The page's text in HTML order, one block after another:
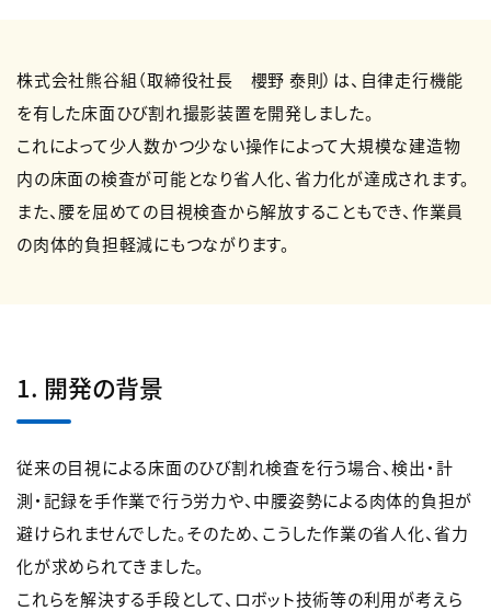
株式会社熊谷組（取締役社長 櫻野 泰則）は、自律走行機能
を有した床面ひび割れ撮影装置を開発しました。
これによって少人数かつ少ない操作によって大規模な建造物
内の床面の検査が可能となり省人化、省力化が達成されます。
また、腰を屈めての目視検査から解放することもでき、作業員
の肉体的負担軽減にもつながります。
1. 開発の背景
従来の目視による床面のひび割れ検査を行う場合、検出・計
測・記録を手作業で行う労力や、中腰姿勢による肉体的負担が
避けられませんでした。そのため、こうした作業の省人化、省力
化が求められてきました。
これらを解決する手段として、ロボット技術等の利用が考えら